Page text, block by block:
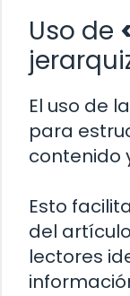
Uso de
El uso de
para
contenido
Esto
del
lectores